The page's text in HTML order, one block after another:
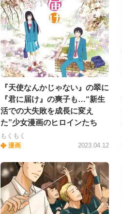
『天使なんかじゃない』の翠に
『君に届け』の爽子も…“新生
活での大失敗を成長に変え
た”少女漫画のヒロインたち
もくもく
漫画
2023.04.12